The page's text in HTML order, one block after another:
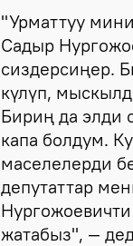
"Урматтуу
Садыр
сиздерсиңер.
күлүп,
Бириң да элди
капа болдум.
маселелерди
депутаттар
жатабыз", —